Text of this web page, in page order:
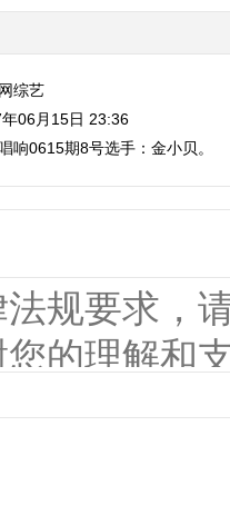
综艺
06月15日 23:36
响0615期8号选手：金小贝。